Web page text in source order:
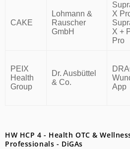
CAKE
Lohmann &
Rauscher
GmbH
X
X +
Pro
PEIX
Health
Group
Dr. Ausbüttel
& Co.
App
HW HCP 4 - Health OTC &
Professionals - DiGAs